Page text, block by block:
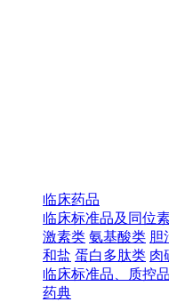
临床药品
临床标准品及同位
激素类 氨基酸类 胆
和盐 蛋白多肽类 肉
临床标准品、质控品
药典